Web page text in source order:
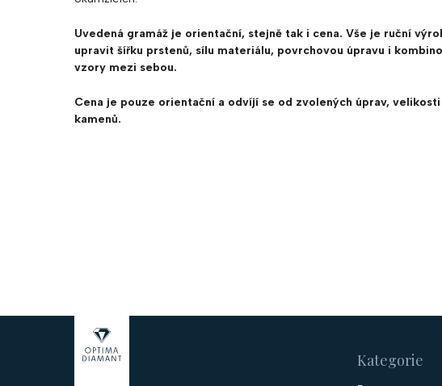
Uvedená gramáž je orientační, stejně tak i cena. Vše je ruční
upravit šířku prstenů, sílu materiálu, povrchovou úpravu i
vzory mezi sebou.
Cena je pouze orientační a odvíjí se od zvolených úprav,
kamenů.
Kategorie